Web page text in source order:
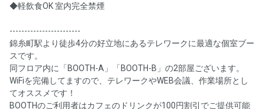
◆軽飲食OK 室内完全禁煙
------------------------
錦糸町駅より徒歩4分の好立地にあるテレワークに最適な個室ブー
スです。
同フロア内に「BOOTH-A」「BOOTH-B」の2部屋ございます。
WiFiを完備してますので、テレワークやWEB会議、作業場所とし
てオススメです！
BOOTHのご利用者はカフェのドリンクが100円割引でご提供可能